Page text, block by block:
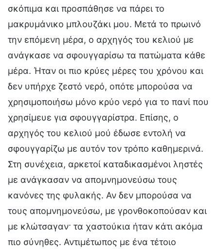
σκόπιμα και προσπάθησε να πάρει το
μακρυμάνικο μπλουζάκι μου. Μετά το πρωινό
την επόμενη μέρα, ο αρχηγός του κελιού με
ανάγκασε να σφουγγαρίσω τα πατώματα κάθε
μέρα. Ήταν οι πιο κρύες μέρες του χρόνου και
δεν υπήρχε ζεστό νερό, οπότε μπορούσα να
χρησιμοποιήσω μόνο κρύο νερό για το πανί που
χρησίμευε για σφουγγαρίστρα. Επίσης, ο
αρχηγός του κελιού μού έδωσε εντολή να
σφουγγαρίζω με αυτόν τον τρόπο καθημερινά.
Στη συνέχεια, αρκετοί καταδικασμένοι ληστές
με ανάγκασαν να απομνημονεύσω τους
κανόνες της φυλακής. Αν δεν μπορούσα να
τους απομνημονεύσω, με γρονθοκοπούσαν και
με κλώτσαγαν· τα χαστούκια ήταν κάτι ακόμα
πιο σύνηθες. Αντιμέτωπος με ένα τέτοιο